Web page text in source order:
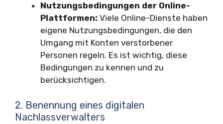
Nutzungsbedingungen der Online-
Plattformen: Viele Online-Dienste haben
eigene Nutzungsbedingungen, die den
Umgang mit Konten verstorbener
Personen regeln. Es ist wichtig, diese
Bedingungen zu kennen und zu
berücksichtigen.
2. Benennung eines digitalen
Nachlassverwalters